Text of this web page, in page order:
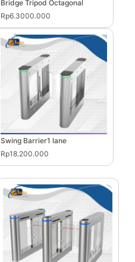
Bridge Tripod Octagonal
Rp6.3000.000
Swing Barrier1 lane
Rp18.200.000